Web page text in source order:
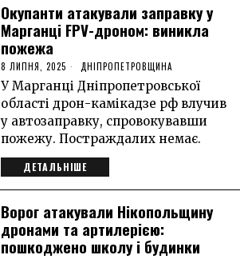
Окупанти атакували заправку у
Марганці FPV-дроном: виникла
пожежа
8 ЛИПНЯ, 2025 ДНІПРОПЕТРОВЩИНА
У Марганці Дніпропетровської
області дрон-камікадзе рф влучив
у автозаправку, спровокувавши
пожежу. Постраждалих немає.
ДЕТАЛЬНІШЕ
Ворог атакували Нікопольщину
дронами та артилерією:
пошкоджено школу і будинки